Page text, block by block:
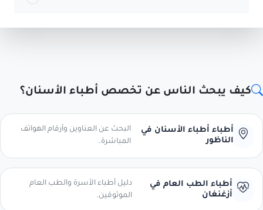
كيف يبحث الناس عن تخصص أطباء الأسنان؟
أطباء أطباء الأسنان في
الناظور
البحث عن العناوين وأرقام الهواتف
المباشرة.
أطباء الطب العام في
أزغنغان
دليل أطباء الأسرة والطب العام
الموثوقين.